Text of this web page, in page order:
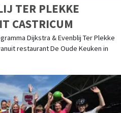
TER PLEKKE
CASTRICUM
Dijkstra & Evenblij Ter Plekke
restaurant De Oude Keuken in